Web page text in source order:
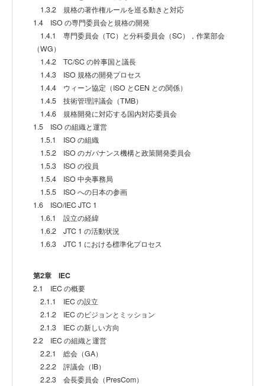
1.3.2 規格の著作権ルールを巡る動きと対応
1.4 ISO の専門委員会と規格の開発
1.4.1 専門委員会（TC）と分科委員会（SC），作業部会
（WG）
1.4.2 TC/SC の幹事国と議長
1.4.3 ISO 規格の開発プロセス
1.4.4 ウィーン協定（ISO とCEN との関係）
1.4.5 技術管理評議会（TMB）
1.4.6 規格開発に対応する国内対応委員会
1.5 ISO の組織と運営
1.5.1 ISO の組織
1.5.2 ISO のガバナンス機構と政策開発委員会
1.5.3 ISO の役員
1.5.4 ISO 中央事務局
1.5.5 ISO への日本の参画
1.6 ISO/IEC JTC 1
1.6.1 設立の経緯
1.6.2 JTC 1 の活動状況
1.6.3 JTC 1 における標準化プロセス
第2章 IEC
2.1 IEC の概要
2.1.1 IEC の設立
2.1.2 IEC のビジョンとミッション
2.1.3 IEC の新しい方向
2.2 IEC の組織と運営
2.2.1 総会（GA）
2.2.2 評議会（IB）
2.2.3 会長委員会（PresCom）